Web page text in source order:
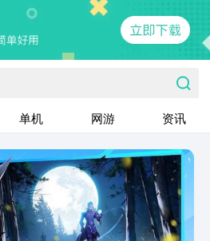
单机 网游 资讯